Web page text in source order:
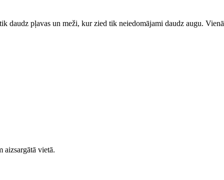
daudz pļavas un meži, kur zied tik neiedomājami daudz augu.
aizsargātā vietā.